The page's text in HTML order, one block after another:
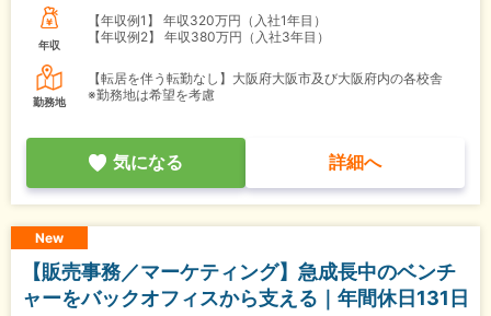
年収
【年収例1】
年収320万円（入社1年目）
【年収例2】
年収380万円（入社3年目）
勤務地
【転居を伴う転勤なし】大阪府大阪市及び大阪府内の各校舎
※勤務地は希望を考慮
気になる 詳細へ
New
【販売事務／マーケティング】急成長中のベンチ
ャーをバックオフィスから支える｜年間休日131日